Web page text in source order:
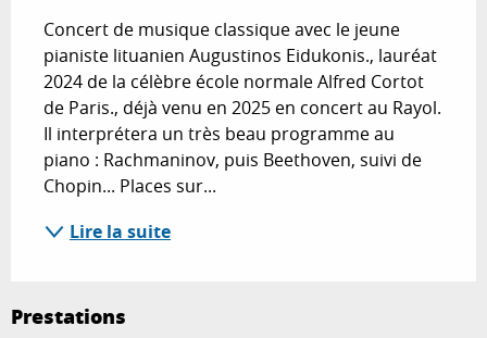
Concert de musique classique avec le jeune
pianiste lituanien Augustinos Eidukonis., lauréat
2024 de la célèbre école normale Alfred Cortot
de Paris., déjà venu en 2025 en concert au Rayol.
Il interprétera un très beau programme au
piano : Rachmaninov, puis Beethoven, suivi de
Chopin... Places sur...
Lire la suite
Prestations